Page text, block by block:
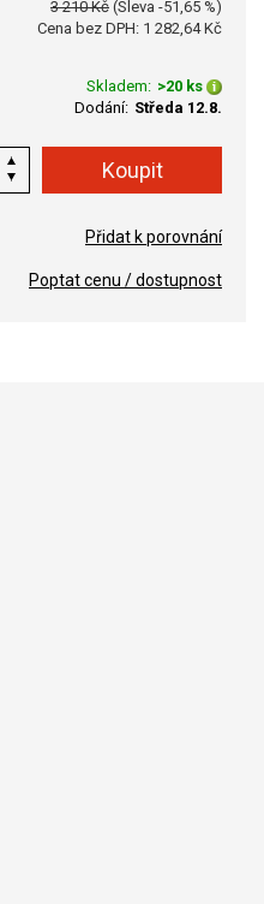
3 210 Kč (Sleva -51,65 %)
Cena bez DPH: 1 282,64 Kč
Skladem: >20 ks
Dodání: Středa 12.8.
Přidat k porovnání
Poptat cenu / dostupnost